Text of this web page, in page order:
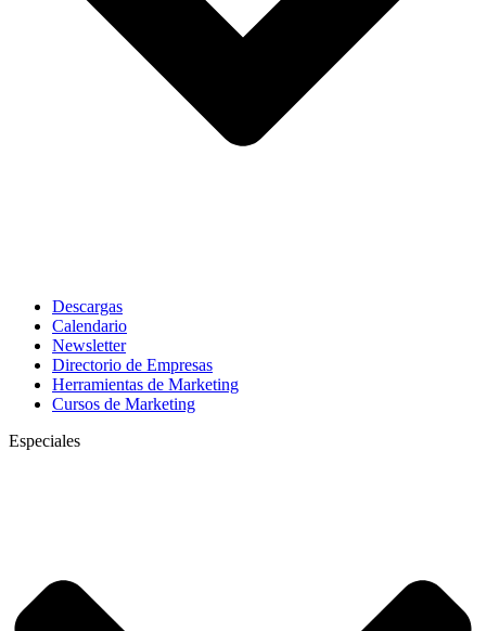
Descargas
Calendario
Newsletter
Directorio de Empresas
Herramientas de Marketing
Cursos de Marketing
Especiales